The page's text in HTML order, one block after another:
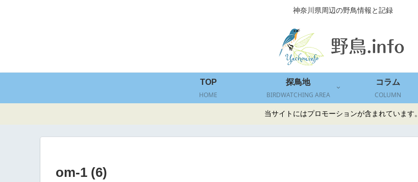
神奈川県周辺の野鳥情報と記録
TOP
HOME
探鳥地
BIRDWATCHING AREA
コラム
COLUMN
当サイトにはプロモーションが含まれています。
om-1 (6)